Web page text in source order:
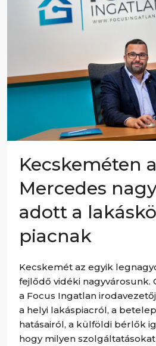
Kecskeméten a
Mercedes
adott a
piacnak
Kecskemét az egyik
fejlődő vidéki nagyvárosunk.
a Focus Ingatlan
a helyi lakáspiacról, a
hatásairól, a külföldi bérlők
hogy milyen